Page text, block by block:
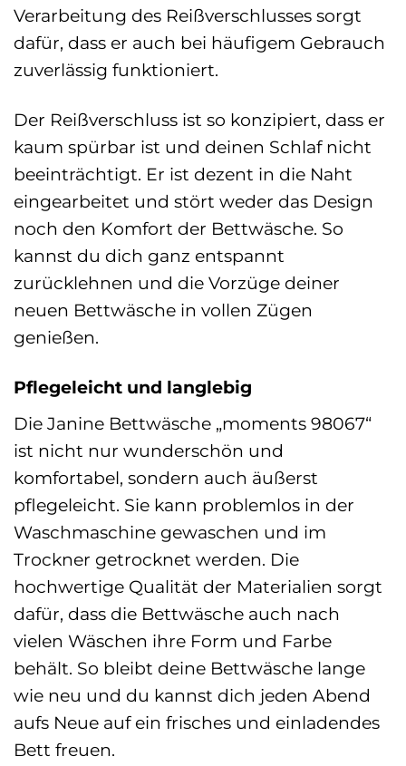
Verarbeitung des Reißverschlusses sorgt
dafür, dass er auch bei häufigem Gebrauch
zuverlässig funktioniert.
Der Reißverschluss ist so konzipiert, dass er
kaum spürbar ist und deinen Schlaf nicht
beeinträchtigt. Er ist dezent in die Naht
eingearbeitet und stört weder das Design
noch den Komfort der Bettwäsche. So
kannst du dich ganz entspannt
zurücklehnen und die Vorzüge deiner
neuen Bettwäsche in vollen Zügen
genießen.
Pflegeleicht und langlebig
Die Janine Bettwäsche „moments 98067“
ist nicht nur wunderschön und
komfortabel, sondern auch äußerst
pflegeleicht. Sie kann problemlos in der
Waschmaschine gewaschen und im
Trockner getrocknet werden. Die
hochwertige Qualität der Materialien sorgt
dafür, dass die Bettwäsche auch nach
vielen Wäschen ihre Form und Farbe
behält. So bleibt deine Bettwäsche lange
wie neu und du kannst dich jeden Abend
aufs Neue auf ein frisches und einladendes
Bett freuen.